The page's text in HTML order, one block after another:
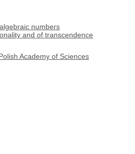
numbers
and of transcendence
Academy of Sciences